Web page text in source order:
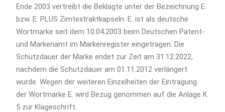
Ende 2003 vertreibt die Beklagte unter der Bezeichnung E.
bzw. E. PLUS Zimtextraktkapseln. E. ist als deutsche
Wortmarke seit dem 10.04.2003 beim Deutschen Patent-
und Markenamt im Markenregister eingetragen. Die
Schutzdauer der Marke endet zur Zeit am 31.12.2022,
nachdem die Schutzdauer am 01.11.2012 verlängert
wurde. Wegen der weiteren Einzelheiten der Eintragung
der Wortmarke E. wird Bezug genommen auf die Anlage K
5 zur Klageschrift.